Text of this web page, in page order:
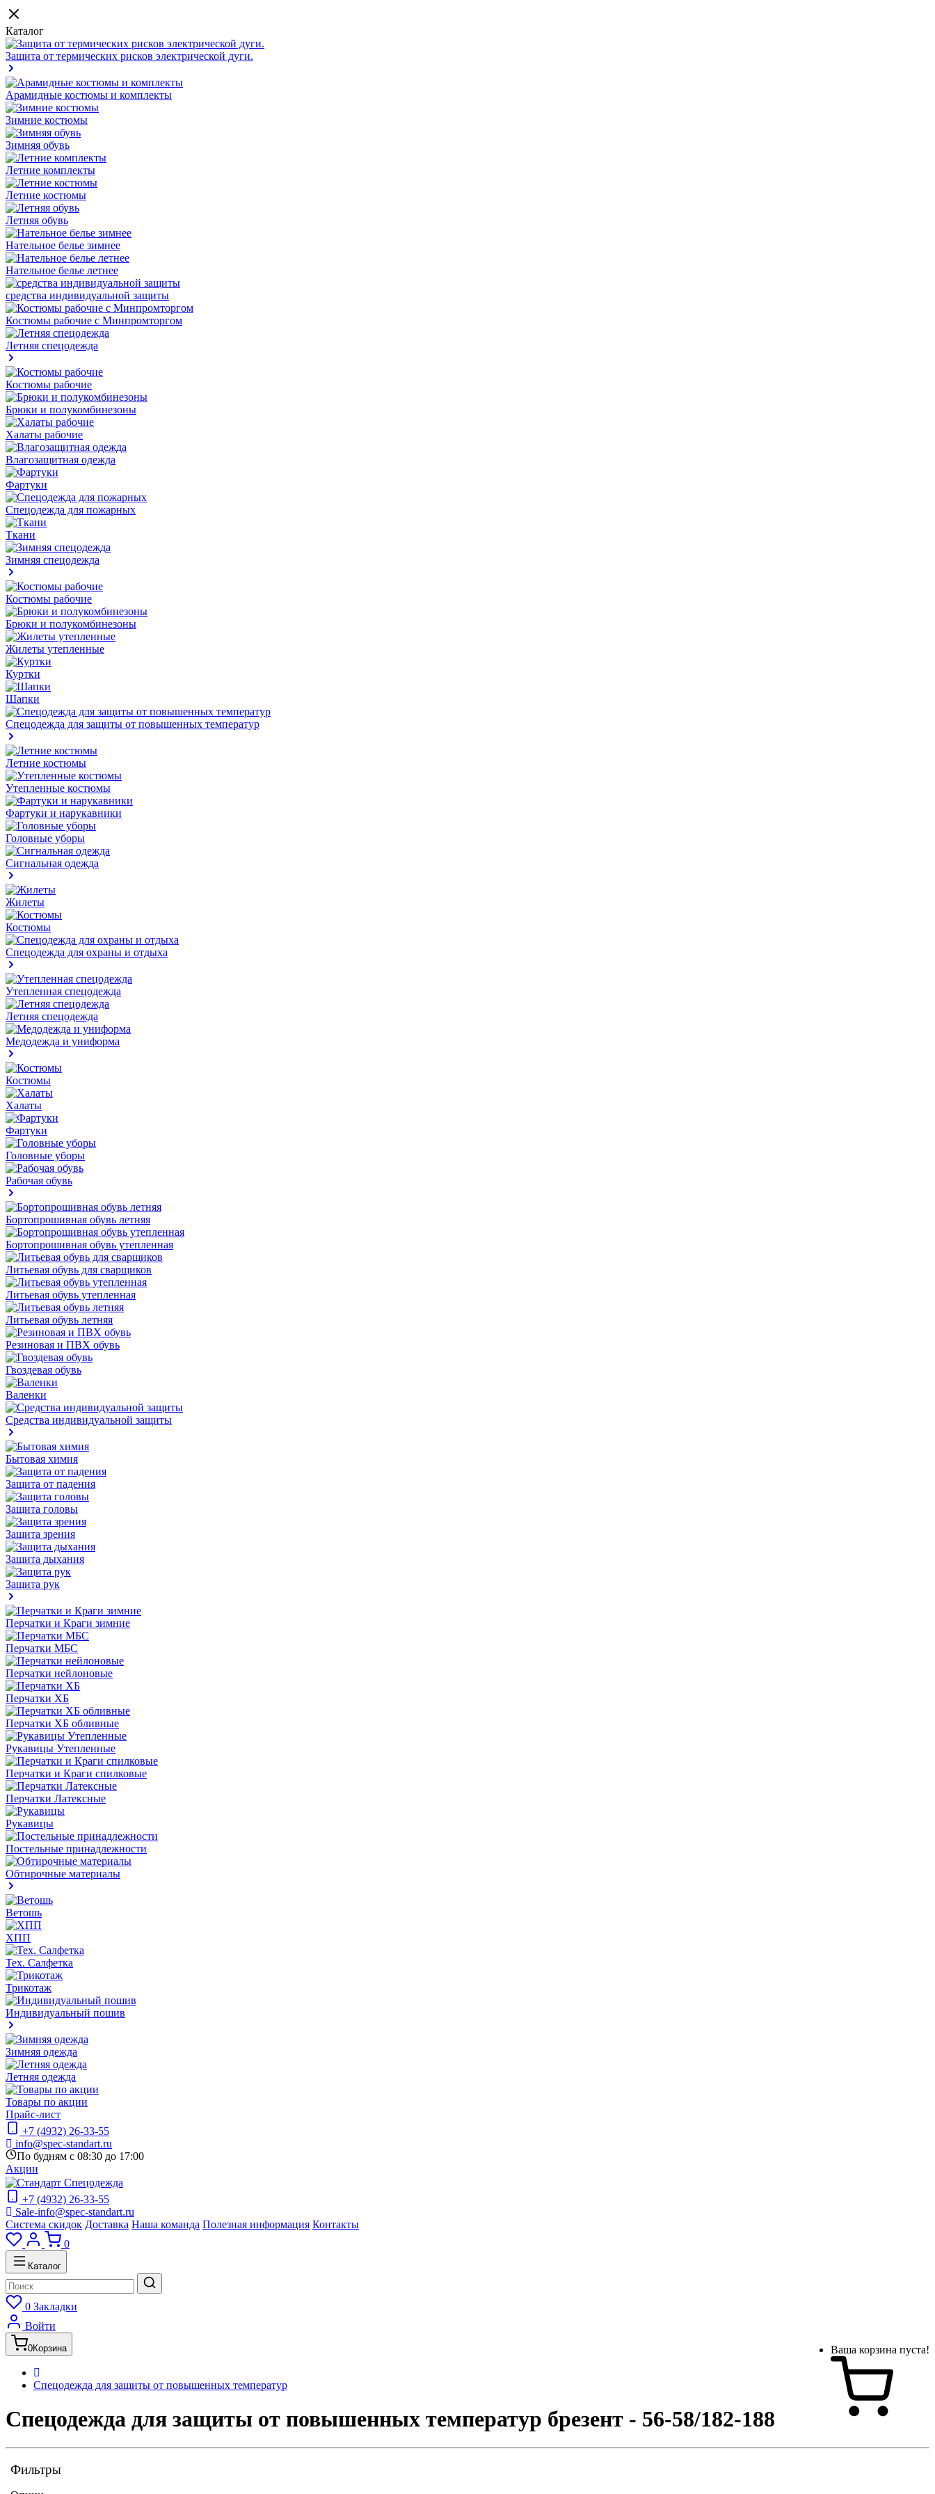
Каталог
Защита от термических рисков электрической дуги.
Арамидные костюмы и комплекты
Зимние костюмы
Зимняя обувь
Летние комплекты
Летние костюмы
Летняя обувь
Нательное белье зимнее
Нательное белье летнее
средства индивидуальной защиты
Костюмы рабочие с Минпромторгом
Летняя спецодежда
Костюмы рабочие
Брюки и полукомбинезоны
Халаты рабочие
Влагозащитная одежда
Фартуки
Спецодежда для пожарных
Ткани
Зимняя спецодежда
Костюмы рабочие
Брюки и полукомбинезоны
Жилеты утепленные
Куртки
Шапки
Спецодежда для защиты от повышенных температур
Летние костюмы
Утепленные костюмы
Фартуки и нарукавники
Головные уборы
Сигнальная одежда
Жилеты
Костюмы
Спецодежда для охраны и отдыха
Утепленная спецодежда
Летняя спецодежда
Медодежда и униформа
Костюмы
Халаты
Фартуки
Головные уборы
Рабочая обувь
Бортопрошивная обувь летняя
Бортопрошивная обувь утепленная
Литьевая обувь для сварщиков
Литьевая обувь утепленная
Литьевая обувь летняя
Резиновая и ПВХ обувь
Гвоздевая обувь
Валенки
Средства индивидуальной защиты
Бытовая химия
Защита от падения
Защита головы
Защита зрения
Защита дыхания
Защита рук
Перчатки и Краги зимние
Перчатки МБС
Перчатки нейлоновые
Перчатки ХБ
Перчатки ХБ обливные
Рукавицы Утепленные
Перчатки и Краги спилковые
Перчатки Латексные
Рукавицы
Постельные принадлежности
Обтирочные материалы
Ветошь
ХПП
Тех. Салфетка
Трикотаж
Индивидуальный пошив
Зимняя одежда
Летняя одежда
Товары по акции
Прайс-лист
+7 (4932) 26-33-55
info@spec-standart.ru
По будням с 08:30 до 17:00
Акции
+7 (4932) 26-33-55
Sale-info@spec-standart.ru
Система скидок Доставка Наша команда Полезная информация Контакты
0
Каталог
0 Закладки
Войти
0Корзина Ваша корзина пуста!
Спецодежда для защиты от повышенных температур
Спецодежда для защиты от повышенных температур брезент - 56-58/182-188
Фильтры